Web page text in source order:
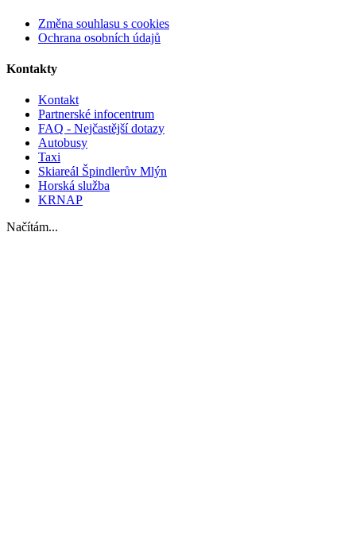
Změna souhlasu s cookies
Ochrana osobních údajů
Kontakty
Kontakt
Partnerské infocentrum
FAQ - Nejčastější dotazy
Autobusy
Taxi
Skiareál Špindlerův Mlýn
Horská služba
KRNAP
Načítám...